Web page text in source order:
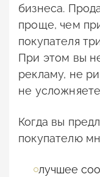
бизнеса.
проще, чем
покупателя
При этом вы
рекламу, не
не
Когда вы
покупателю
лучшее